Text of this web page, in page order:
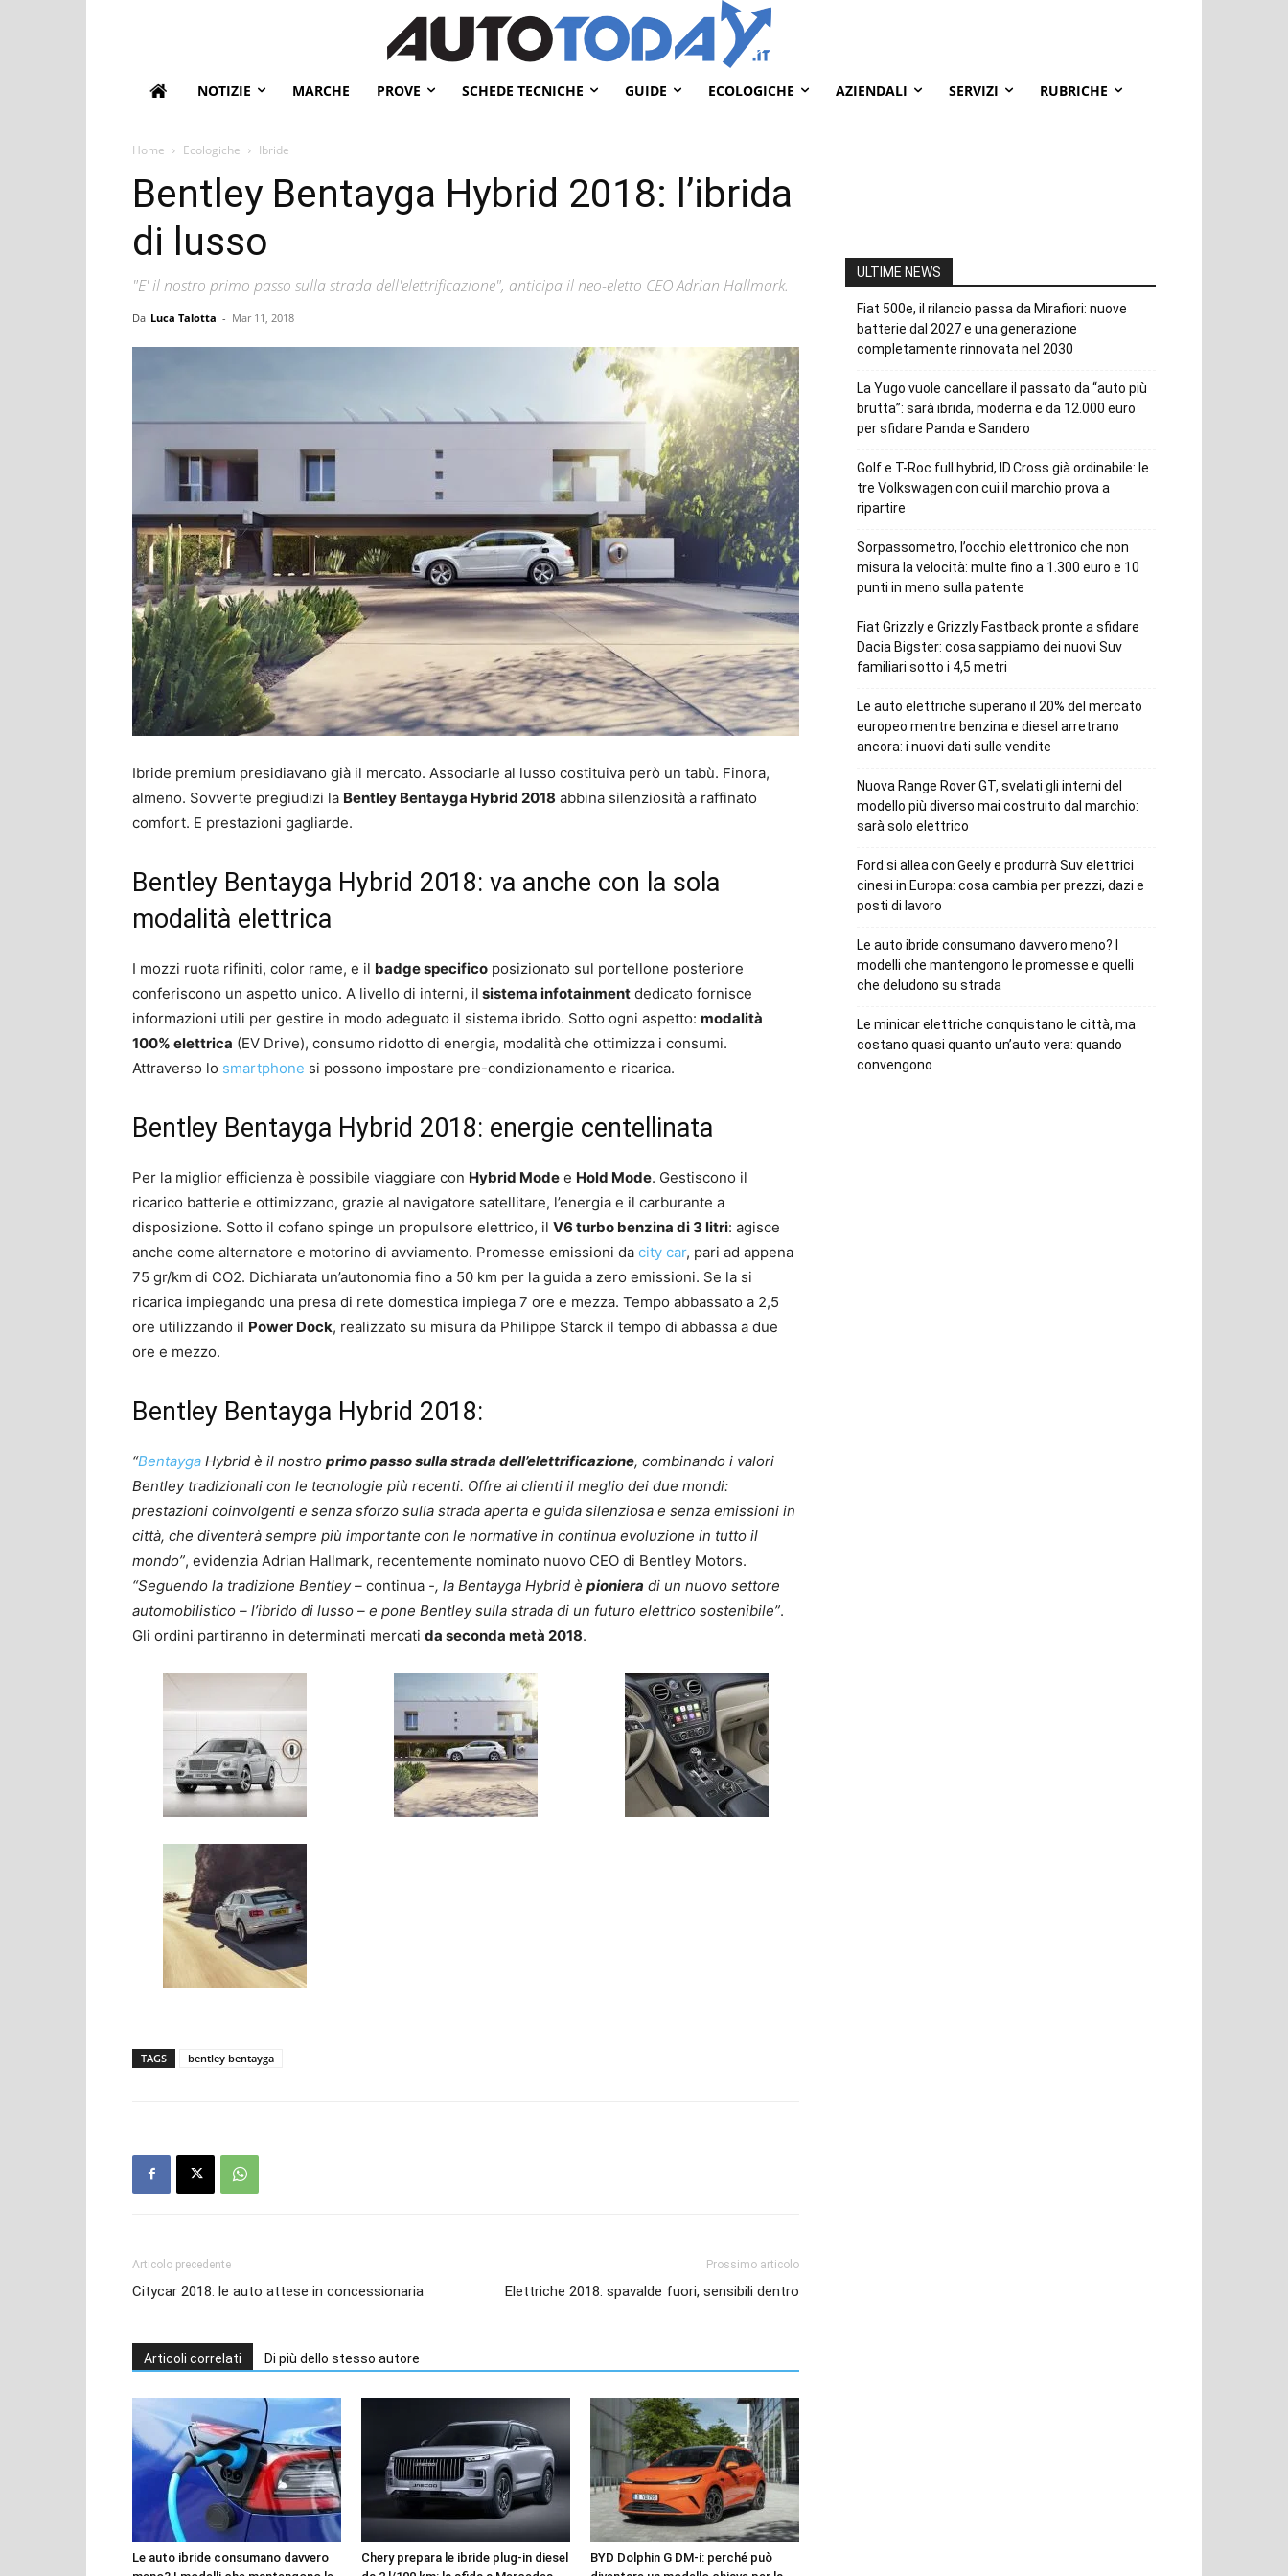
NOTIZIE MARCHE PROVE SCHEDE TECNICHE GUIDE ECOLOGICHE AZIENDALI SERVIZI RUBRICHE
Home Ecologiche Ibride
Bentley Bentayga Hybrid 2018: l’ibrida
di lusso
"E' il nostro primo passo sulla strada dell'elettrificazione", anticipa il neo-eletto CEO Adrian Hallmark.
Da Luca Talotta - Mar 11, 2018
Ibride premium presidiavano già il mercato. Associarle al lusso costituiva però un tabù. Finora,
almeno. Sovverte pregiudizi la Bentley Bentayga Hybrid 2018 abbina silenziosità a raffinato
comfort. E prestazioni gagliarde.
Bentley Bentayga Hybrid 2018: va anche con la sola
modalità elettrica
I mozzi ruota rifiniti, color rame, e il badge specifico posizionato sul portellone posteriore
conferiscono un aspetto unico. A livello di interni, il sistema infotainment dedicato fornisce
informazioni utili per gestire in modo adeguato il sistema ibrido. Sotto ogni aspetto: modalità
100% elettrica (EV Drive), consumo ridotto di energia, modalità che ottimizza i consumi.
Attraverso lo smartphone si possono impostare pre-condizionamento e ricarica.
Bentley Bentayga Hybrid 2018: energie centellinata
Per la miglior efficienza è possibile viaggiare con Hybrid Mode e Hold Mode. Gestiscono il
ricarico batterie e ottimizzano, grazie al navigatore satellitare, l’energia e il carburante a
disposizione. Sotto il cofano spinge un propulsore elettrico, il V6 turbo benzina di 3 litri: agisce
anche come alternatore e motorino di avviamento. Promesse emissioni da city car, pari ad appena
75 gr/km di CO2. Dichiarata un’autonomia fino a 50 km per la guida a zero emissioni. Se la si
ricarica impiegando una presa di rete domestica impiega 7 ore e mezza. Tempo abbassato a 2,5
ore utilizzando il Power Dock, realizzato su misura da Philippe Starck il tempo di abbassa a due
ore e mezzo.
Bentley Bentayga Hybrid 2018:
“Bentayga Hybrid è il nostro primo passo sulla strada dell’elettrificazione, combinando i valori
Bentley tradizionali con le tecnologie più recenti. Offre ai clienti il ​​meglio dei due mondi:
prestazioni coinvolgenti e senza sforzo sulla strada aperta e guida silenziosa e senza emissioni in
città, che diventerà sempre più importante con le normative in continua evoluzione in tutto il
mondo”, evidenzia Adrian Hallmark, recentemente nominato nuovo CEO di Bentley Motors.
“Seguendo la tradizione Bentley – continua -, la Bentayga Hybrid è pioniera di un nuovo settore
automobilistico – l’ibrido di lusso – e pone Bentley sulla strada di un futuro elettrico sostenibile”.
Gli ordini partiranno in determinati mercati da seconda metà 2018.
TAGS bentley bentayga
Articolo precedente
Citycar 2018: le auto attese in concessionaria
Prossimo articolo
Elettriche 2018: spavalde fuori, sensibili dentro
Articoli correlati Di più dello stesso autore
Le auto ibride consumano davvero
Chery prepara le ibride plug-in diesel
BYD Dolphin G DM-i: perché può
ULTIME NEWS
Fiat 500e, il rilancio passa da Mirafiori: nuove
batterie dal 2027 e una generazione
completamente rinnovata nel 2030
La Yugo vuole cancellare il passato da “auto più
brutta”: sarà ibrida, moderna e da 12.000 euro
per sfidare Panda e Sandero
Golf e T-Roc full hybrid, ID.Cross già ordinabile: le
tre Volkswagen con cui il marchio prova a
ripartire
Sorpassometro, l’occhio elettronico che non
misura la velocità: multe fino a 1.300 euro e 10
punti in meno sulla patente
Fiat Grizzly e Grizzly Fastback pronte a sfidare
Dacia Bigster: cosa sappiamo dei nuovi Suv
familiari sotto i 4,5 metri
Le auto elettriche superano il 20% del mercato
europeo mentre benzina e diesel arretrano
ancora: i nuovi dati sulle vendite
Nuova Range Rover GT, svelati gli interni del
modello più diverso mai costruito dal marchio:
sarà solo elettrico
Ford si allea con Geely e produrrà Suv elettrici
cinesi in Europa: cosa cambia per prezzi, dazi e
posti di lavoro
Le auto ibride consumano davvero meno? I
modelli che mantengono le promesse e quelli
che deludono su strada
Le minicar elettriche conquistano le città, ma
costano quasi quanto un’auto vera: quando
convengono